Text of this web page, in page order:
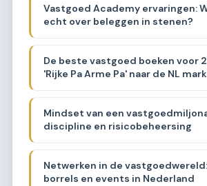
Vastgoed Academy ervaringen:
echt over beleggen in stenen?
De beste vastgoed boeken voor
'Rijke Pa Arme Pa' naar de NL
Mindset van een
discipline en risicobeheersing
Netwerken in de
borrels en events in Nederland